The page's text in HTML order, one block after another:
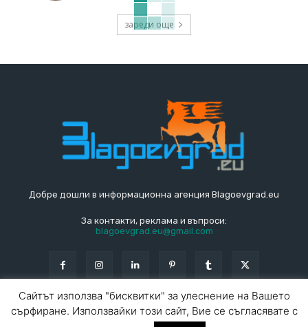
зареди още
Добре дошли в информационна агенция Blagoevgrad.eu
За контакти, реклама и въпроси:
blagoevgrad.eu@gmail.com
Общи условия
Сайтът използва "бисквитки" за улеснение на Вашето
сърфиране. Използвайки този сайт, Вие се съгласявате с